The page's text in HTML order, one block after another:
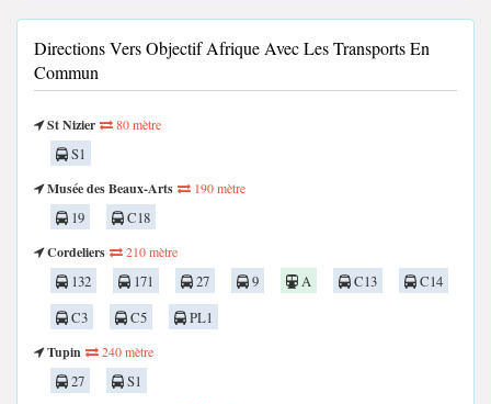
Directions Vers Objectif Afrique Avec Les Transports En
Commun
St Nizier 80 mètre
S1
Musée des Beaux-Arts
190 mètre
19
C18
Cordeliers
210 mètre
132 171 27 9 A C13
C14
C3
C5
PL1
Tupin
240 mètre
27
S1